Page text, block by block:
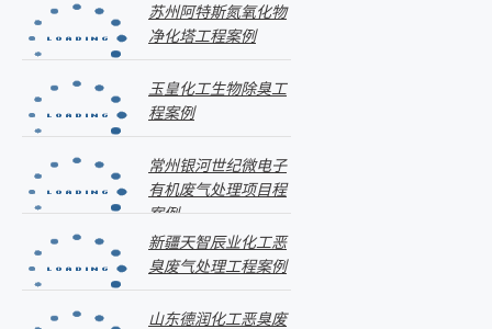
苏州阿特斯氮氧化物
净化塔工程案例
玉皇化工生物除臭工
程案例
常州银河世纪微电子
有机废气处理项目程
案例
新疆天智辰业化工恶
臭废气处理工程案例
山东德润化工恶臭废